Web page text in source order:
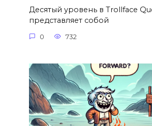
Десятый уровень в Trollface
представляет собой
0 732